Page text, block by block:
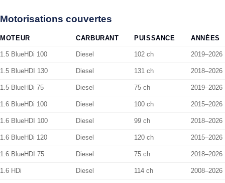
Motorisations couvertes
MOTEUR CARBURANT PUISSANCE ANNÉES
1.5 BlueHDi 100 Diesel 102 ch 2019–2026
1.5 BlueHDI 130 Diesel 131 ch 2018–2026
1.5 BlueHDi 75 Diesel 75 ch 2019–2026
1.6 BlueHDi 100 Diesel 100 ch 2015–2026
1.6 BlueHDI 100 Diesel 99 ch 2018–2026
1.6 BlueHDi 120 Diesel 120 ch 2015–2026
1.6 BlueHDI 75 Diesel 75 ch 2018–2026
1.6 HDi Diesel 114 ch 2008–2026